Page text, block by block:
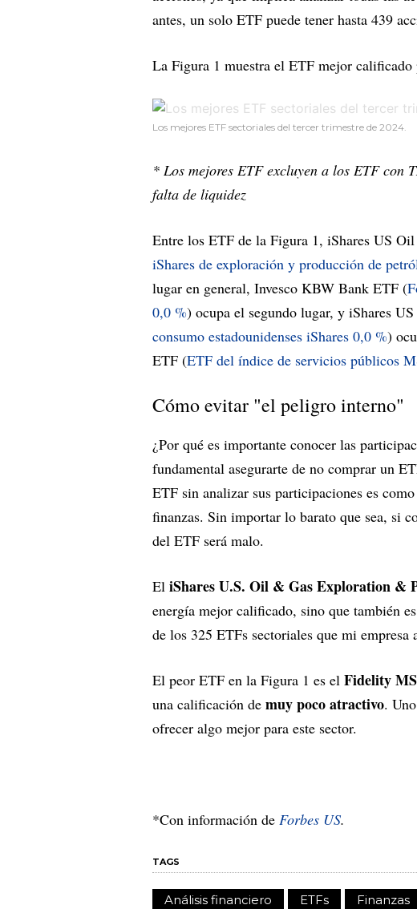
antes, un solo ETF puede tener hasta 439
La Figura 1 muestra el ETF mejor calificado
Los mejores ETF sectoriales del tercer trimestre de 2024.
* Los mejores ETF excluyen a los ETF con
falta de liquidez
Entre los ETF de la Figura 1, iShares US
iShares de exploración y producción de
lugar en general, Invesco KBW Bank ETF (
0,0 %) ocupa el segundo lugar, y iShares
consumo estadounidenses iShares 0,0 %)
ETF (ETF del índice de servicios públicos
Cómo evitar "el peligro interno"
¿Por qué es importante conocer las
fundamental asegurarte de no comprar un
ETF sin analizar sus participaciones es
finanzas. Sin importar lo barato que sea, si
del ETF será malo.
El iShares U.S. Oil & Gas Exploration &
energía mejor calificado, sino que también
de los 325 ETFs sectoriales que mi empresa
El peor ETF en la Figura 1 es el Fidelity
una calificación de muy poco atractivo.
ofrecer algo mejor para este sector.
*Con información de Forbes US.
TAGS
Análisis financiero ETFs Finanzas